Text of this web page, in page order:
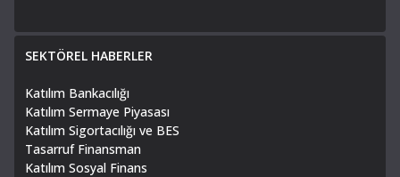
SEKTÖREL HABERLER
Katılım Bankacılığı
Katılım Sermaye Piyasası
Katılım Sigortacılığı ve BES
Tasarruf Finansman
Katılım Sosyal Finans